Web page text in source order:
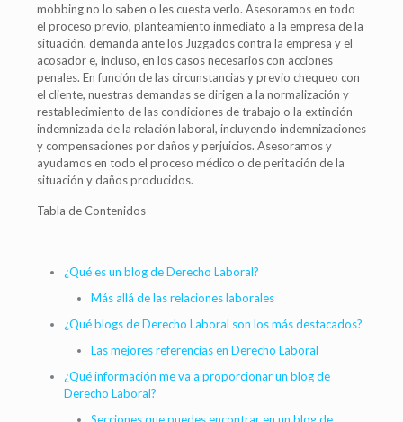
mobbing no lo saben o les cuesta verlo. Asesoramos en todo
el proceso previo, planteamiento inmediato a la empresa de la
situación, demanda ante los Juzgados contra la empresa y el
acosador e, incluso, en los casos necesarios con acciones
penales. En función de las circunstancias y previo chequeo con
el cliente, nuestras demandas se dirigen a la normalización y
restablecimiento de las condiciones de trabajo o la extinción
indemnizada de la relación laboral, incluyendo indemnizaciones
y compensaciones por daños y perjuicios. Asesoramos y
ayudamos en todo el proceso médico o de peritación de la
situación y daños producidos.
Tabla de Contenidos
¿Qué es un blog de Derecho Laboral?
Más allá de las relaciones laborales
¿Qué blogs de Derecho Laboral son los más destacados?
Las mejores referencias en Derecho Laboral
¿Qué información me va a proporcionar un blog de
Derecho Laboral?
Secciones que puedes encontrar en un blog de